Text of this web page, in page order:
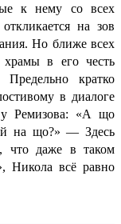
к нему со всех
на зов
Но ближе всех
в его честь
кратко
в диалоге
у Ремизова: «А що
на що?» — Здесь
что даже в таком
Никола всё равно